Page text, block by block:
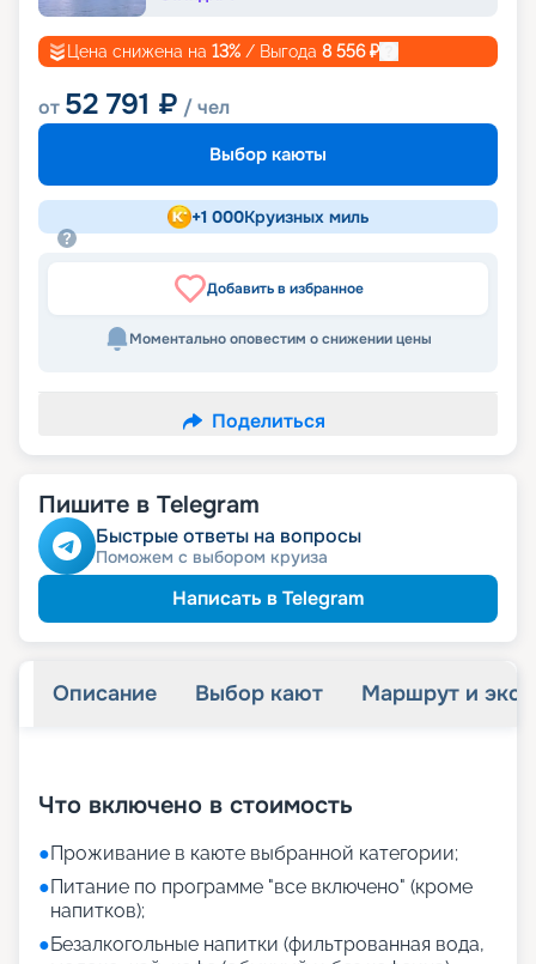
Цена снижена на 13% / Выгода 8 556₽
от 52 791 ₽ / чел
Выбор каюты
+1 000Круизных миль
Добавить в избранное
Моментально оповестим о снижении цены
Поделиться
Пишите в Telegram
Быстрые ответы на вопросы
Поможем с выбором круиза
Написать в Telegram
Описание Выбор кают Маршрут и
Что включено в стоимость
●Проживание в каюте выбранной категории;
●Питание по программе "все включено" (кроме
напитков);
●Безалкогольные напитки (фильтрованная вода,